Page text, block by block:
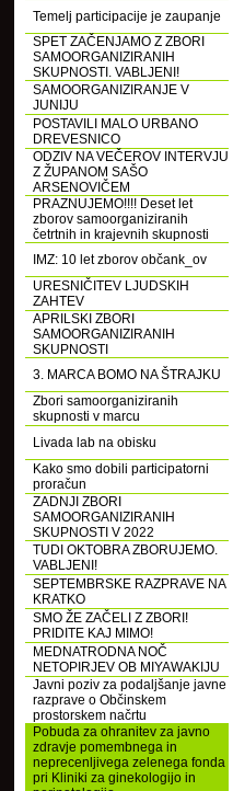
Temelj participacije je zaupanje
SPET ZAČENJAMO Z ZBORI
SAMOORGANIZIRANIH
SKUPNOSTI. VABLJENI!
SAMOORGANIZIRANJE V
JUNIJU
POSTAVILI MALO URBANO
DREVESNICO
ODZIV NA VEČEROV INTERVJU
Z ŽUPANOM SAŠO
ARSENOVIČEM
PRAZNUJEMO!!!! Deset let
zborov samoorganiziranih
četrtnih in krajevnih skupnosti
IMZ: 10 let zborov občank_ov
URESNIČITEV LJUDSKIH
ZAHTEV
APRILSKI ZBORI
SAMOORGANIZIRANIH
SKUPNOSTI
3. MARCA BOMO NA ŠTRAJKU
Zbori samoorganiziranih
skupnosti v marcu
Livada lab na obisku
Kako smo dobili participatorni
proračun
ZADNJI ZBORI
SAMOORGANIZIRANIH
SKUPNOSTI V 2022
TUDI OKTOBRA ZBORUJEMO.
VABLJENI!
SEPTEMBRSKE RAZPRAVE NA
KRATKO
SMO ŽE ZAČELI Z ZBORI!
PRIDITE KAJ MIMO!
MEDNATRODNA NOČ
NETOPIRJEV OB MIYAWAKIJU
Javni poziv za podaljšanje javne
razprave o Občinskem
prostorskem načrtu
Pobuda za ohranitev za javno
zdravje pomembnega in
neprecenljivega zelenega fonda
pri Kliniki za ginekologijo in